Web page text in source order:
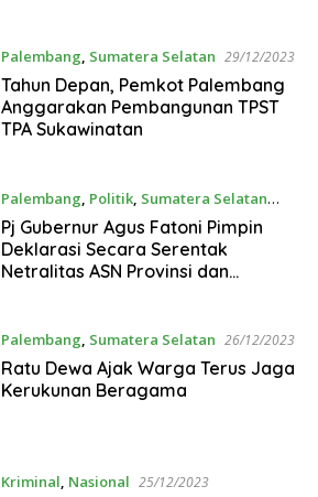
Palembang, Sumatera Selatan 29/12/2023
Tahun Depan, Pemkot Palembang
Anggarakan Pembangunan TPST
TPA Sukawinatan
Palembang, Politik, Sumatera Selatan
28/12/2023
Pj Gubernur Agus Fatoni Pimpin
Deklarasi Secara Serentak
Netralitas ASN Provinsi dan
Palembang, Sumatera Selatan 26/12/2023
Ratu Dewa Ajak Warga Terus Jaga
Kerukunan Beragama
Kriminal, Nasional 25/12/2023